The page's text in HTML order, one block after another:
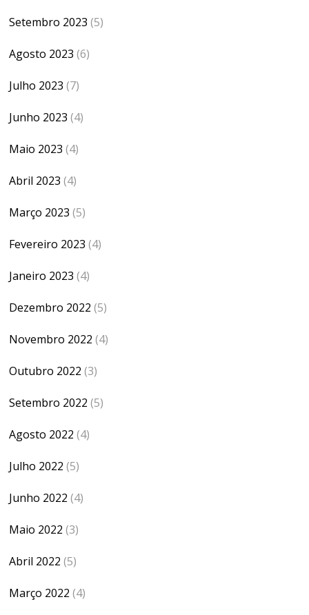
Setembro 2023 (5)
Agosto 2023 (6)
Julho 2023 (7)
Junho 2023 (4)
Maio 2023 (4)
Abril 2023 (4)
Março 2023 (5)
Fevereiro 2023 (4)
Janeiro 2023 (4)
Dezembro 2022 (5)
Novembro 2022 (4)
Outubro 2022 (3)
Setembro 2022 (5)
Agosto 2022 (4)
Julho 2022 (5)
Junho 2022 (4)
Maio 2022 (3)
Abril 2022 (5)
Março 2022 (4)